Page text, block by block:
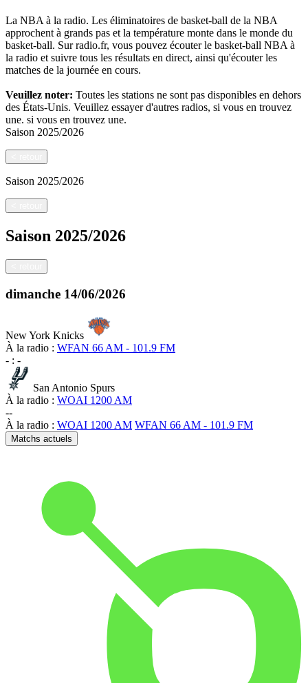
La NBA à la radio. Les éliminatoires de basket-ball de la NBA
approchent à grands pas et la température monte dans le monde du
basket-ball. Sur radio.fr, vous pouvez écouter le basket-ball NBA à
la radio et suivre tous les résultats en direct, ainsi qu'écouter les
matches de la journée en cours.
Veuillez noter: Toutes les stations ne sont pas disponibles en dehors
des États-Unis. Veuillez essayer d'autres radios, si vous en trouvez
une. si vous en trouvez une.
Saison 2025/2026
Saison 2025/2026
Saison 2025/2026
dimanche 14/06/2026
New York Knicks
À la radio : WFAN 66 AM - 101.9 FM
- : -
San Antonio Spurs
À la radio : WOAI 1200 AM
--
À la radio : WOAI 1200 AM WFAN 66 AM - 101.9 FM
Matchs actuels